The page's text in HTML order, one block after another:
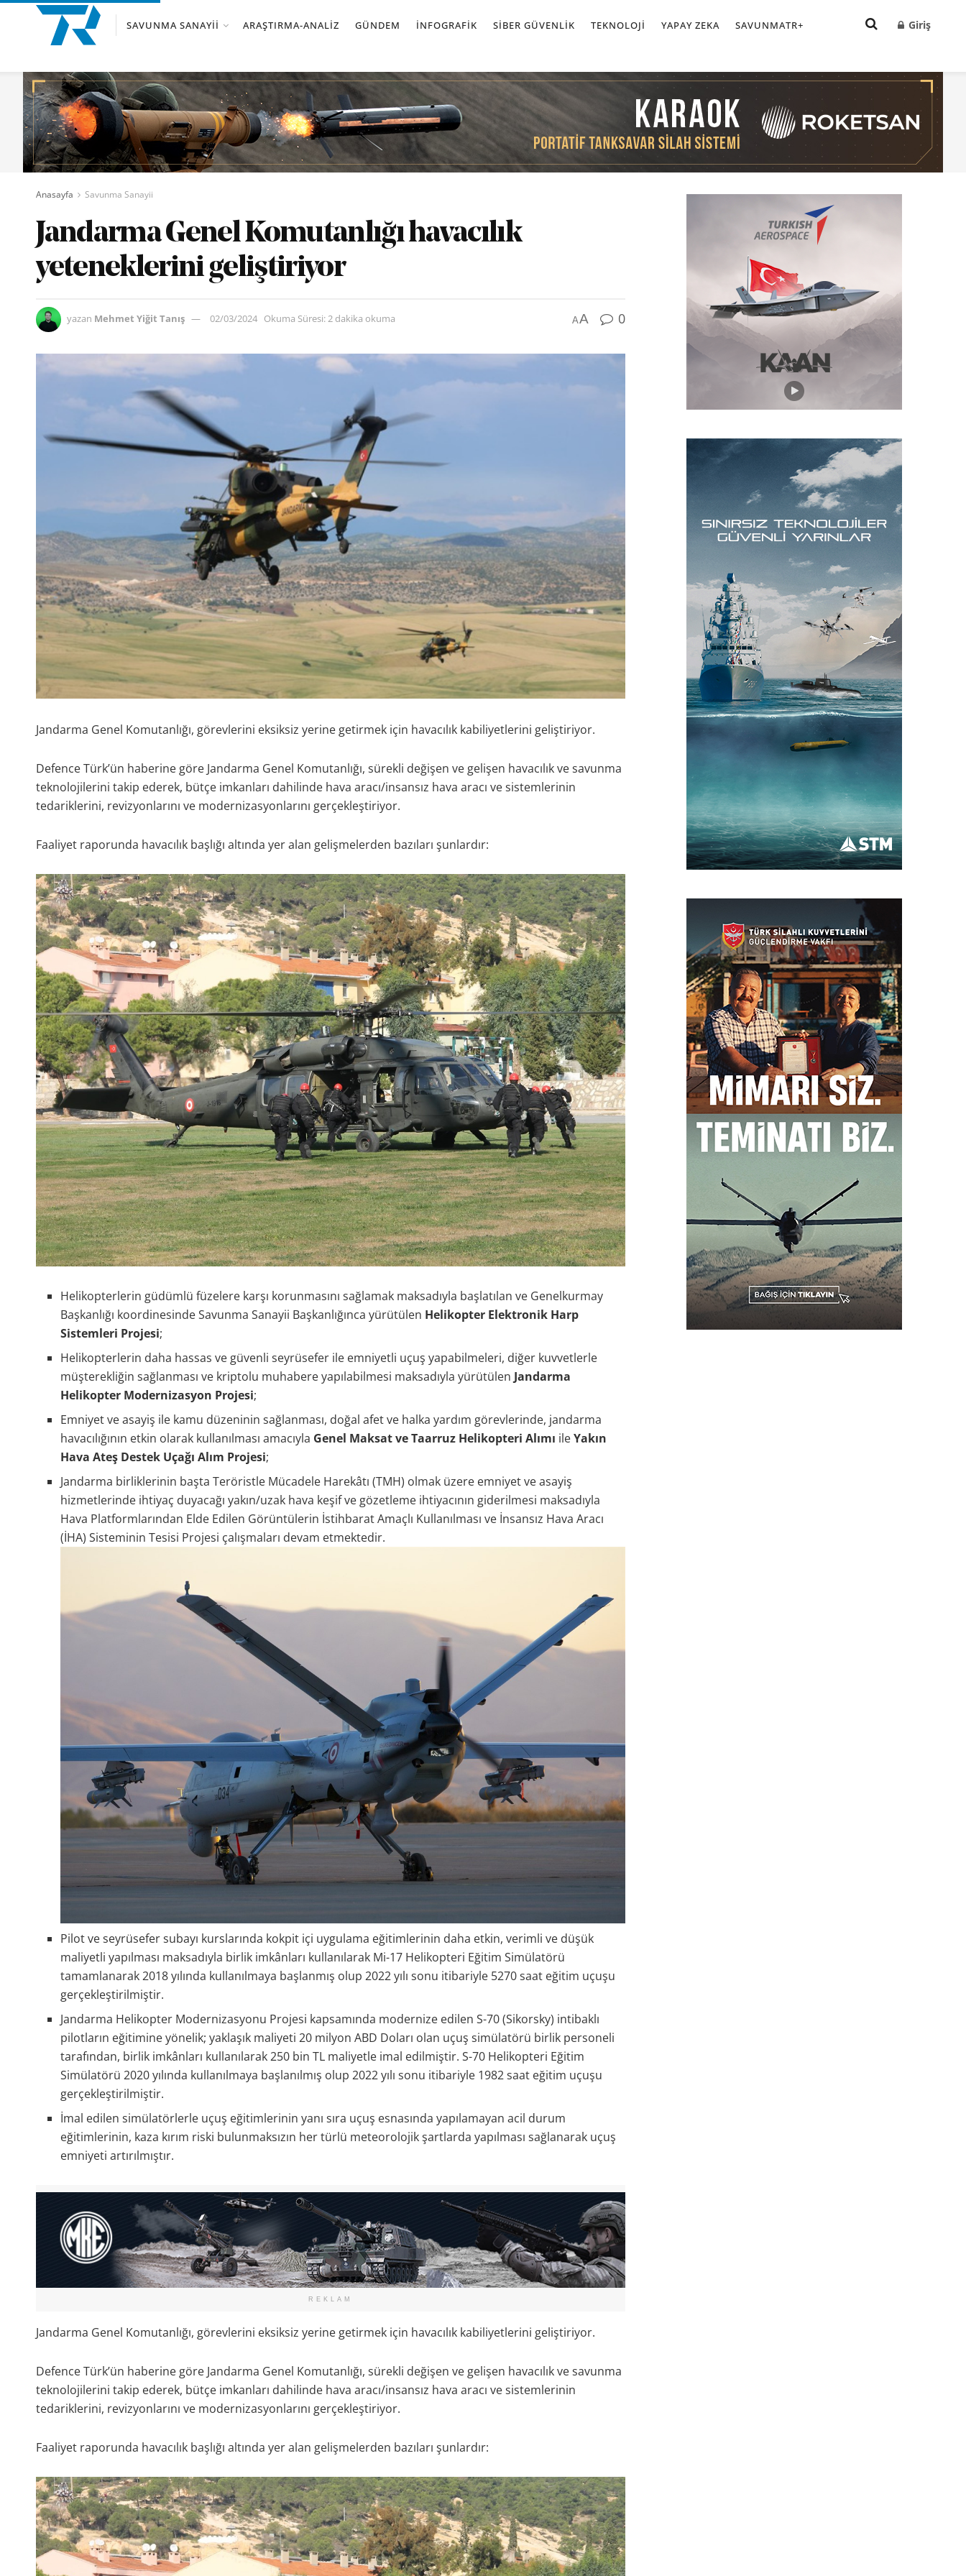
SAVUNMA SANAYII ARAŞTIRMA-ANALIZ GÜNDEM İNFOGRAFIK SIBER GÜVENLIK TEKNOLOJI YAPAY ZEKA SAVUNMATR+ Giriş
Anasayfa Savunma Sanayii
Jandarma Genel Komutanlığı havacılık
yeteneklerini geliştiriyor
yazan Mehmet Yiğit Tanış 02/03/2024 Okuma Süresi: 2 dakika okuma AA 0
Jandarma Genel Komutanlığı, görevlerini eksiksiz yerine getirmek için havacılık kabiliyetlerini geliştiriyor.
Defence Türk’ün haberine göre Jandarma Genel Komutanlığı, sürekli değişen ve gelişen havacılık ve savunma
teknolojilerini takip ederek, bütçe imkanları dahilinde hava aracı/insansız hava aracı ve sistemlerinin
tedariklerini, revizyonlarını ve modernizasyonlarını gerçekleştiriyor.
Faaliyet raporunda havacılık başlığı altında yer alan gelişmelerden bazıları şunlardır:
Helikopterlerin güdümlü füzelere karşı korunmasını sağlamak maksadıyla başlatılan ve Genelkurmay
Başkanlığı koordinesinde Savunma Sanayii Başkanlığınca yürütülen Helikopter Elektronik Harp
Sistemleri Projesi;
Helikopterlerin daha hassas ve güvenli seyrüsefer ile emniyetli uçuş yapabilmeleri, diğer kuvvetlerle
müşterekliğin sağlanması ve kriptolu muhabere yapılabilmesi maksadıyla yürütülen Jandarma
Helikopter Modernizasyon Projesi;
Emniyet ve asayiş ile kamu düzeninin sağlanması, doğal afet ve halka yardım görevlerinde, jandarma
havacılığının etkin olarak kullanılması amacıyla Genel Maksat ve Taarruz Helikopteri Alımı ileYakın
Hava Ateş Destek Uçağı Alım Projesi;
Jandarma birliklerinin başta Teröristle Mücadele Harekâtı (TMH) olmak üzere emniyet ve asayiş
hizmetlerinde ihtiyaç duyacağı yakın/uzak hava keşif ve gözetleme ihtiyacının giderilmesi maksadıyla
Hava Platformlarından Elde Edilen Görüntülerin İstihbarat Amaçlı Kullanılması ve İnsansız Hava Aracı
(İHA) Sisteminin Tesisi Projesi çalışmaları devam etmektedir.
Pilot ve seyrüsefer subayı kurslarında kokpit içi uygulama eğitimlerinin daha etkin, verimli ve düşük
maliyetli yapılması maksadıyla birlik imkânları kullanılarak Mi-17 Helikopteri Eğitim Simülatörü
tamamlanarak 2018 yılında kullanılmaya başlanmış olup 2022 yılı sonu itibariyle 5270 saat eğitim uçuşu
gerçekleştirilmiştir.
Jandarma Helikopter Modernizasyonu Projesi kapsamında modernize edilen S-70 (Sikorsky) intibaklı
pilotların eğitimine yönelik; yaklaşık maliyeti 20 milyon ABD Doları olan uçuş simülatörü birlik personeli
tarafından, birlik imkânları kullanılarak 250 bin TL maliyetle imal edilmiştir. S-70 Helikopteri Eğitim
Simülatörü 2020 yılında kullanılmaya başlanılmış olup 2022 yılı sonu itibariyle 1982 saat eğitim uçuşu
gerçekleştirilmiştir.
İmal edilen simülatörlerle uçuş eğitimlerinin yanı sıra uçuş esnasında yapılamayan acil durum
eğitimlerinin, kaza kırım riski bulunmaksızın her türlü meteorolojik şartlarda yapılması sağlanarak uçuş
emniyeti artırılmıştır.
REKLAM
Jandarma Genel Komutanlığı, görevlerini eksiksiz yerine getirmek için havacılık kabiliyetlerini geliştiriyor.
Defence Türk’ün haberine göre Jandarma Genel Komutanlığı, sürekli değişen ve gelişen havacılık ve savunma
teknolojilerini takip ederek, bütçe imkanları dahilinde hava aracı/insansız hava aracı ve sistemlerinin
tedariklerini, revizyonlarını ve modernizasyonlarını gerçekleştiriyor.
Faaliyet raporunda havacılık başlığı altında yer alan gelişmelerden bazıları şunlardır: